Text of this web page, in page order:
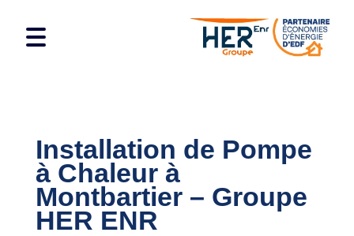
Installation de Pompe
à Chaleur à
Montbartier – Groupe
HER ENR